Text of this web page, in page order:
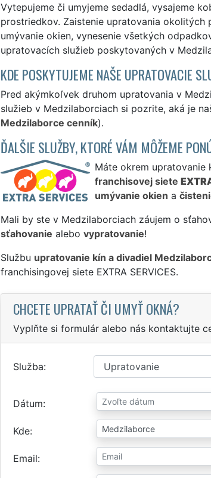
Vytepujeme či umyjeme sedadlá, vysajeme
prostriedkov. Zaistenie upratovania
umývanie okien, vynesenie všetkých
upratovacích služieb poskytovaných v
KDE POSKYTUJEME NAŠE UPRATOVACIE
Pred akýmkoľvek druhom upratovania v
služieb v Medzilaborciach si pozrite, aká je
Medzilaborce cenník).
ĎALŠIE SLUŽBY, KTORÉ VÁM MÔŽEME
Máte okrem upratovanie
franchisovej siete
umývanie okien a
Mali by ste v Medzilaborciach záujem o
sťahovanie alebo vypratovanie!
Službu upratovanie kín a divadiel
franchisingovej siete EXTRA SERVICES.
CHCETE UPRATAŤ ČI UMYŤ OKNÁ?
Vyplňte si formulár alebo nás kontaktujte
Služba
Dátum
Kde
Email